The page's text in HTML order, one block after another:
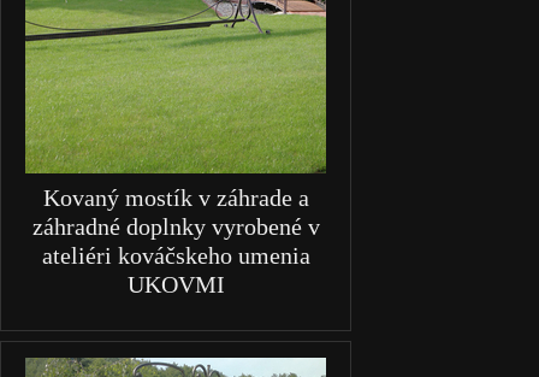
Kovaný mostík v záhrade a
záhradné doplnky vyrobené v
ateliéri kováčskeho umenia
UKOVMI